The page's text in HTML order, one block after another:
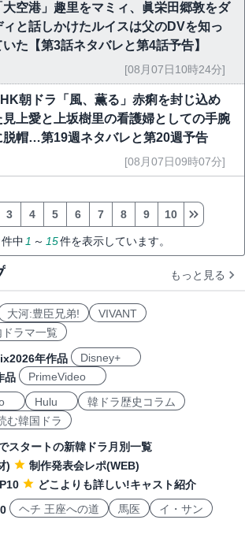
大空港」趣里をマミィ、眞栄田郷敦をダ
ィと話しかけたルイスは父のDVを知っ
いた【第3話ネタバレと第4話予告】
[08月07日10時24分]
朝ドラ「風、薫る」赤痢を封じ込め
見上愛と上坂樹里の看護婦としての手腕
脱帽…第19週ネタバレと第20週予告
[08月07日09時07分]
件中1 ～ 15件を表示しています。
3 4 5 6 7 8 9 10
もっと見る
大河:豊臣兄弟!
VIVANT
ラマ一覧
年作品
Disney+
品
PrimeVideo
Hulu
韓ドラ歴史コラム
む韓国ドラ
スタートの新韓ドラ月別一覧
)
制作発表会レポ(WEB)
どこよりも詳しい!キャスト紹介
ヘチ 王座への道 馬医
イ・サン